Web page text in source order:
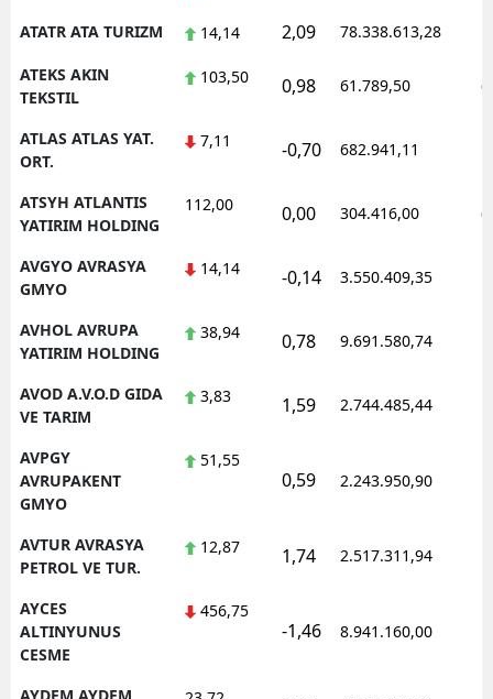
ATATR ATA TURIZM 14,14 2,09 78.338.613,28
ATEKS AKIN
TEKSTIL
103,50 0,98 61.789,50
ATLAS ATLAS YAT.
ORT.
7,11 -0,70 682.941,11
ATSYH ATLANTIS
YATIRIM HOLDING
112,00 0,00 304.416,00
AVGYO AVRASYA
GMYO
14,14 -0,14 3.550.409,35
AVHOL AVRUPA
YATIRIM HOLDING
38,94 0,78 9.691.580,74
AVOD A.V.O.D GIDA
VE TARIM
3,83 1,59 2.744.485,44
AVPGY
AVRUPAKENT
GMYO
51,55
0,59 2.243.950,90
AVTUR AVRASYA
PETROL VE TUR.
12,87 1,74 2.517.311,94
AYCES
ALTINYUNUS
CESME
456,75
-1,46 8.941.160,00